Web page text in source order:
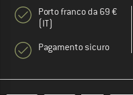
Porto franco da 69 €
(IT)
Pagamento sicuro